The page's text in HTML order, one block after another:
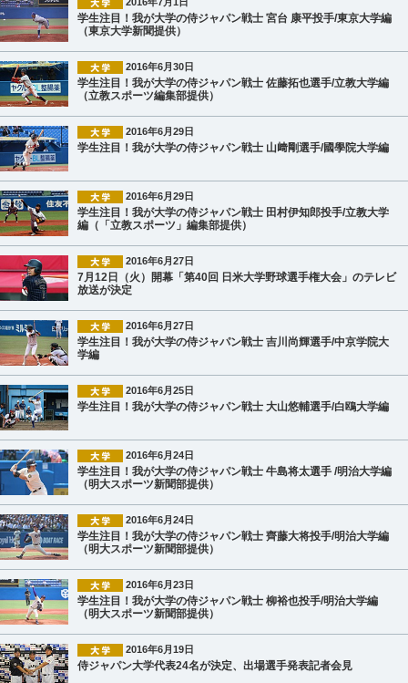
学生注目！我が大学の侍ジャパン戦士 宮台 康平投手/東京大学編
（東京大学新聞提供）
2016年6月30日
学生注目！我が大学の侍ジャパン戦士 佐藤拓也選手/立教大学編
（立教スポーツ編集部提供）
2016年6月29日
学生注目！我が大学の侍ジャパン戦士 山﨑剛選手/國學院大学編
2016年6月29日
学生注目！我が大学の侍ジャパン戦士 田村伊知郎投手/立教大学
編（「立教スポーツ」編集部提供）
2016年6月27日
7月12日（火）開幕「第40回 日米大学野球選手権大会」のテレビ
放送が決定
2016年6月27日
学生注目！我が大学の侍ジャパン戦士 吉川尚輝選手/中京学院大
学編
2016年6月25日
学生注目！我が大学の侍ジャパン戦士 大山悠輔選手/白鴎大学編
2016年6月24日
学生注目！我が大学の侍ジャパン戦士 牛島将太選手 /明治大学編
（明大スポーツ新聞部提供）
2016年6月24日
学生注目！我が大学の侍ジャパン戦士 齊藤大将投手/明治大学編
（明大スポーツ新聞部提供）
2016年6月23日
学生注目！我が大学の侍ジャパン戦士 柳裕也投手/明治大学編
（明大スポーツ新聞部提供）
2016年6月19日
侍ジャパン大学代表24名が決定、出場選手発表記者会見